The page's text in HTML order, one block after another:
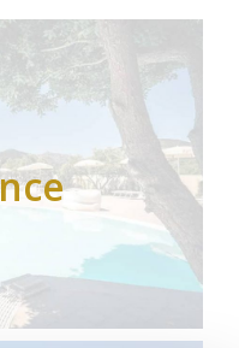
swimming pool
La Cinta private
and our bike